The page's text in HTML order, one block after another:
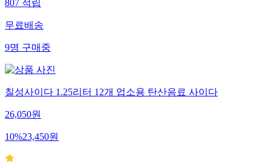
807 적립
무료배송
9명 구매중
칠성사이다 1.25리터 12개 업소용 탄산음료 사이다
26,050원
10%23,450원